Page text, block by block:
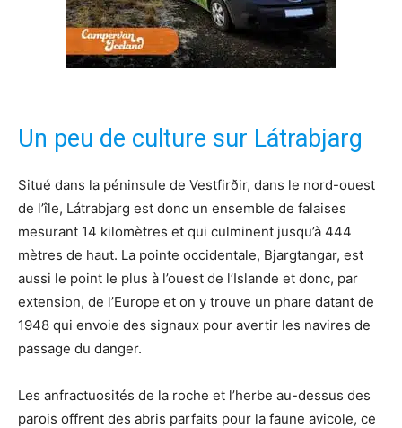
Un peu de culture sur Látrabjarg
Situé dans la péninsule de Vestfirðir, dans le nord-ouest
de l’île, Látrabjarg est donc un ensemble de falaises
mesurant 14 kilomètres et qui culminent jusqu’à 444
mètres de haut. La pointe occidentale, Bjargtangar, est
aussi le point le plus à l’ouest de l’Islande et donc, par
extension, de l’Europe et on y trouve un phare datant de
1948 qui envoie des signaux pour avertir les navires de
passage du danger.
Les anfractuosités de la roche et l’herbe au-dessus des
parois offrent des abris parfaits pour la faune avicole, ce